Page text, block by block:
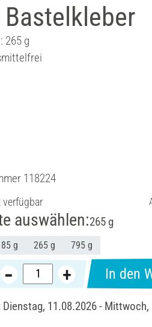
Bastelkleber
265 g
118224
verfügbar
auswählen:265 g
85 g 265 g 795 g
In den
11.08.2026 - Mittwoch,